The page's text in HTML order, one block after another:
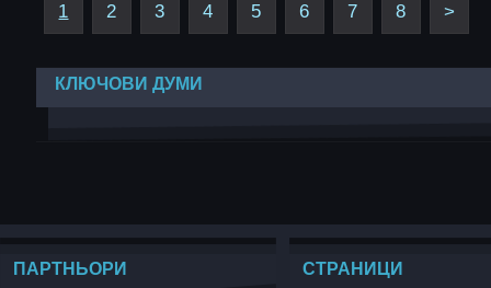
1 2 3 4 5 6 7 8 >
КЛЮЧОВИ ДУМИ
ПАРТНЬОРИ СТРАНИЦИ